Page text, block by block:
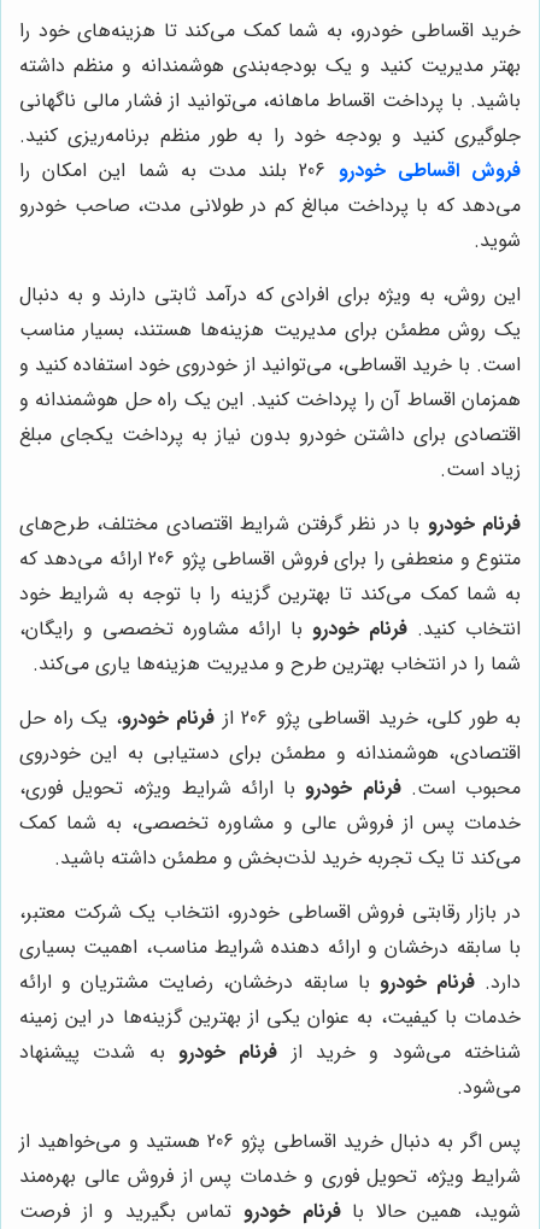
خرید اقساطی خودرو، به شما کمک می‌کند تا هزینه‌های خود را
بهتر مدیریت کنید و یک بودجه‌بندی هوشمندانه و منظم داشته
باشید. با پرداخت اقساط ماهانه، می‌توانید از فشار مالی ناگهانی
جلوگیری کنید و بودجه خود را به طور منظم برنامه‌ریزی کنید.
فروش اقساطی خودرو
206 بلند مدت به شما این امکان را
می‌دهد که با پرداخت مبالغ کم در طولانی مدت، صاحب خودرو
شوید.
این روش، به ویژه برای افرادی که درآمد ثابتی دارند و به دنبال
یک روش مطمئن برای مدیریت هزینه‌ها هستند، بسیار مناسب
است. با خرید اقساطی، می‌توانید از خودروی خود استفاده کنید و
همزمان اقساط آن را پرداخت کنید. این یک راه حل هوشمندانه و
اقتصادی برای داشتن خودرو بدون نیاز به پرداخت یکجای مبلغ
زیاد است.
فرنام خودرو با در نظر گرفتن شرایط اقتصادی مختلف، طرح‌های
متنوع و منعطفی را برای فروش اقساطی پژو 206 ارائه می‌دهد که
به شما کمک می‌کند تا بهترین گزینه را با توجه به شرایط خود
انتخاب کنید. فرنام خودرو با ارائه مشاوره تخصصی و رایگان،
شما را در انتخاب بهترین طرح و مدیریت هزینه‌ها یاری می‌کند.
به طور کلی، خرید اقساطی پژو 206 از
فرنام خودرو، یک راه حل
اقتصادی، هوشمندانه و مطمئن برای دستیابی به این خودروی
محبوب است.فرنام خودرو با ارائه شرایط ویژه، تحویل فوری،
خدمات پس از فروش عالی و مشاوره تخصصی، به شما کمک
می‌کند تا یک تجربه خرید لذت‌بخش و مطمئن داشته باشید.
در بازار رقابتی فروش اقساطی خودرو، انتخاب یک شرکت معتبر،
با سابقه درخشان و ارائه دهنده شرایط مناسب، اهمیت بسیاری
دارد.فرنام خودرو با سابقه درخشان، رضایت مشتریان و ارائه
خدمات با کیفیت، به عنوان یکی از بهترین گزینه‌ها در این زمینه
شناخته می‌شود و خرید از فرنام خودرو به شدت پیشنهاد
می‌شود.
پس اگر به دنبال خرید اقساطی پژو 206 هستید و می‌خواهید از
شرایط ویژه، تحویل فوری و خدمات پس از فروش عالی بهره‌مند
شوید، همین حالا بافرنام خودرو تماس بگیرید و از فرصت